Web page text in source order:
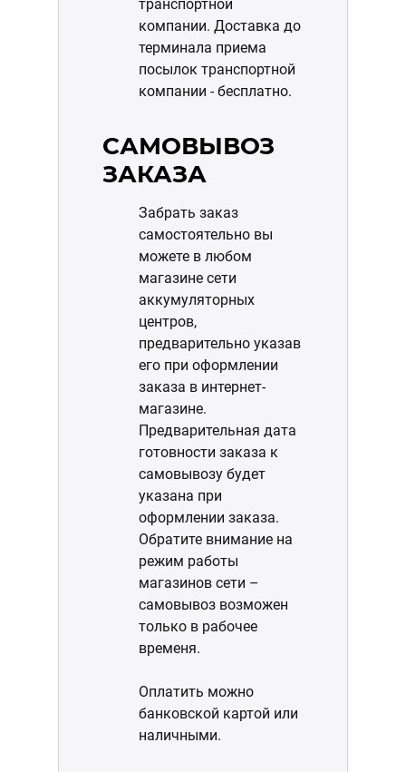
транспортной
компании. Доставка до
терминала приема
посылок транспортной
компании - бесплатно.
САМОВЫВОЗ
ЗАКАЗА
Забрать заказ
самостоятельно вы
можете в любом
магазине сети
аккумуляторных
центров,
предварительно указав
его при оформлении
заказа в интернет-
магазине.
Предварительная дата
готовности заказа к
самовывозу будет
указана при
оформлении заказа.
Обратите внимание на
режим работы
магазинов сети –
самовывоз возможен
только в рабочее
временя.
Оплатить можно
банковской картой или
наличными.